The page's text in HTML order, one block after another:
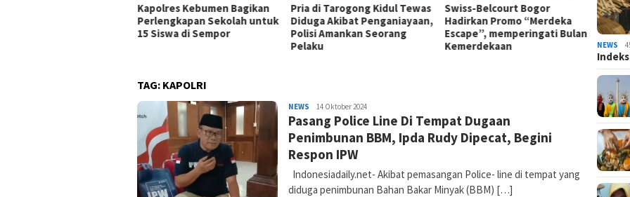
Kapolres Kebumen Bagikan
Perlengkapan Sekolah untuk
15 Siswa di Sempor
Pria di Tarogong Kidul Tewas
Diduga Akibat Penganiayaan,
Polisi Amankan Seorang
Pelaku
Swiss-Belcourt Bogor
Hadirkan Promo “Merdeka
Escape”, memperingati Bulan
Kemerdekaan
TAG: KAPOLRI
NEWS Nur
Komalasari
14 Oktober 2024
Pasang Police Line Di Tempat Dugaan
Penimbunan BBM, Ipda Rudy Dipecat, Begini
Respon IPW
Indonesiadaily.net- Akibat pemasangan Police- line di tempat yang
diduga penimbunan Bahan Bakar Minyak (BBM) […]
NEWS